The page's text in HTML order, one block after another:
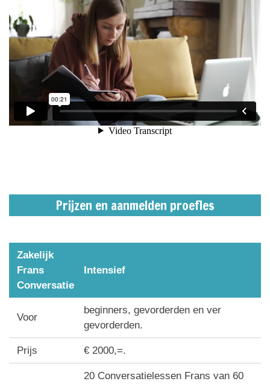
Prijzen en aanmelden proefles
Zakelijk
Frans
Conversatie
Intensief
Voor
beginners, gevorderden en ver
gevorderden.
Prijs € 2000,=.
20 Conversatielessen Frans van 60